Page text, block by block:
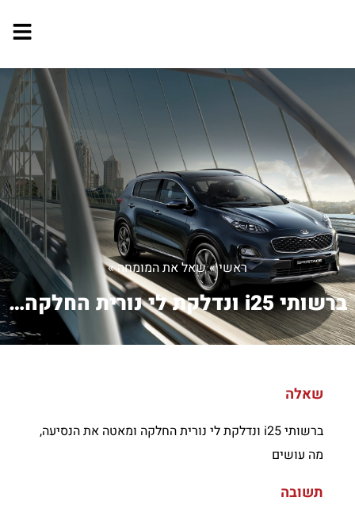
ראשי»שאל את המומחה»
ברשותי i25 ונדלקת לי נורית החלקה ומאט...
שאלה
ברשותי i25 ונדלקת לי נורית החלקה ומאטה את הנסיעה,
מה עושים
תשובה